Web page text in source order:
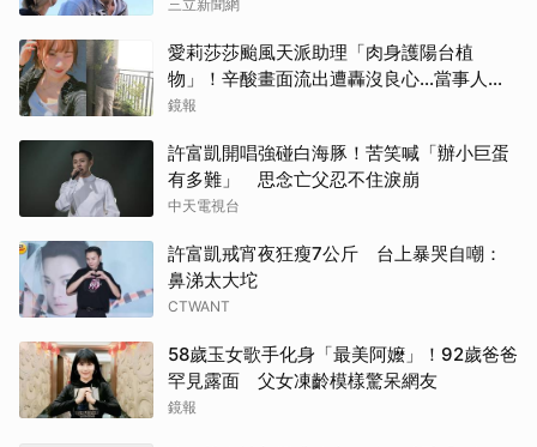
三立新聞網
愛莉莎莎颱風天派助理「肉身護陽台植
物」！辛酸畫面流出遭轟沒良心...當事人澄
清了
鏡報
許富凱開唱強碰白海豚！苦笑喊「辦小巨蛋
有多難」 思念亡父忍不住淚崩
中天電視台
許富凱戒宵夜狂瘦7公斤 台上暴哭自嘲：
鼻涕太大坨
CTWANT
58歲玉女歌手化身「最美阿嬤」！92歲爸爸
罕見露面 父女凍齡模樣驚呆網友
鏡報